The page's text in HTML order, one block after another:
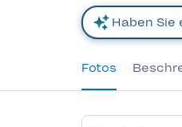
Fotos